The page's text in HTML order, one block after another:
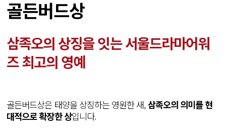
골든버드상
삼족오의 상징을 잇는 서울드라마어워
즈 최고의 영예
골든버드상은 태양을 상징하는 영원한 새,삼족오의 의미를 현
대적으로 확장한 상입니다.